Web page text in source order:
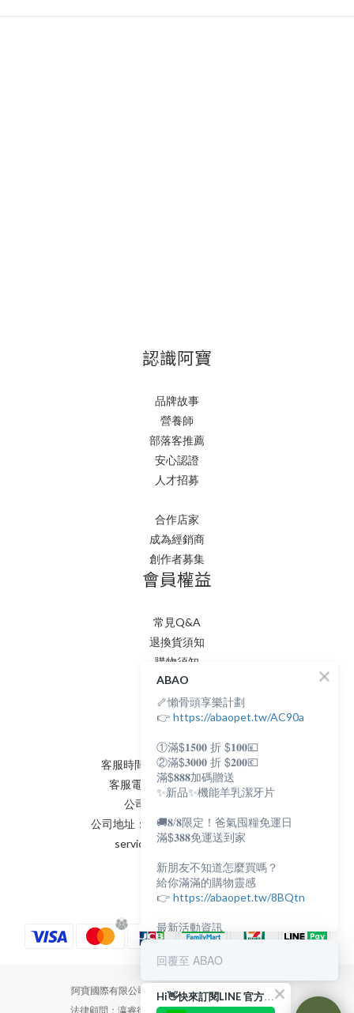
認識阿寶
品牌故事
營養師
部落客推薦
安心認證
人才招募
合作店家
成為經銷商
創作者募集
會員權益
常見Q&A
退換貨須知
購物須知
隱私權政策
會員條款
聯絡我們
客服時間：AM:0900~PM:0600
客服電話：(02) 8231 - 6166
公司統編：82898398
公司地址：新北市永和區保生路2號
service@abaopet.com.tw
阿寶國際有限公司 | Abaopet International Co., Ltd.
法律顧問：瀛睿律師事務所 Copyright 2022 © Abao
ABAO
🦴懶骨頭享樂計劃
👉 https://abaopet.tw/AC90a
①滿$𝟏𝟓𝟎𝟎 折 $𝟏𝟎𝟎💴
②滿$𝟑𝟎𝟎𝟎 折 $𝟐𝟎𝟎💶
滿$𝟖𝟖𝟖加碼贈送
✨新品✨機能羊乳潔牙片
🚚𝟖/𝟖限定！爸氣囤糧免運日
滿$𝟑𝟖𝟖免運送到家
新朋友不知道怎麼買嗎？
給你滿滿的購物靈感
👉 https://abaopet.tw/8BQtn
最新活動資訊
都在LINE@生活圈
👉https://lin.ee/lcet1XR
回覆至 ABAO
Hi👋快來訂閱LINE 官方帳號吧！